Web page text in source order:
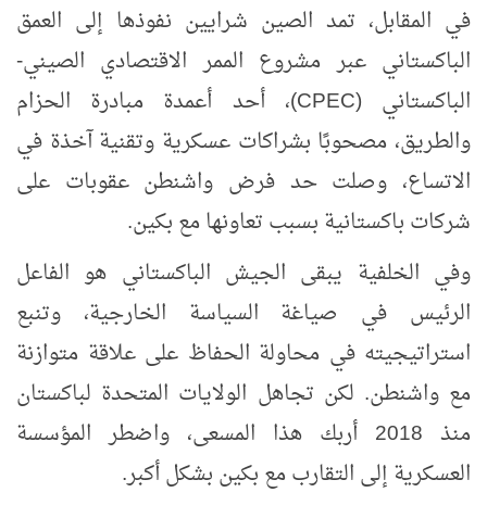
في المقابل، تمد الصين شرايين نفوذها إلى العمق
الباكستاني عبر مشروع الممر الاقتصادي الصيني-
الباكستاني (CPEC)، أحد أعمدة مبادرة الحزام
والطريق، مصحوبًا بشراكات عسكرية وتقنية آخذة في
الاتساع، وصلت حد فرض واشنطن عقوبات على
شركات باكستانية بسبب تعاونها مع بكين.
وفي الخلفية يبقى الجيش الباكستاني هو الفاعل
الرئيس في صياغة السياسة الخارجية، وتنبع
استراتيجيته في محاولة الحفاظ على علاقة متوازنة
مع واشنطن. لكن تجاهل الولايات المتحدة لباكستان
منذ 2018 أربك هذا المسعى، واضطر المؤسسة
العسكرية إلى التقارب مع بكين بشكل أكبر.